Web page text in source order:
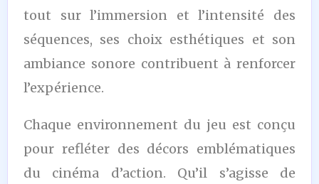
tout sur l’immersion et l’intensité des
séquences, ses choix esthétiques et son
ambiance sonore contribuent à renforcer
l’expérience.
Chaque environnement du jeu est conçu
pour refléter des décors emblématiques
du cinéma d’action. Qu’il s’agisse de